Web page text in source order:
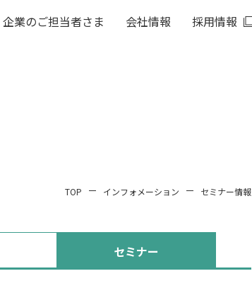
企業のご担当者さま 会社情報 採用情報
TOP インフォメーション セミナー情報
セミナー